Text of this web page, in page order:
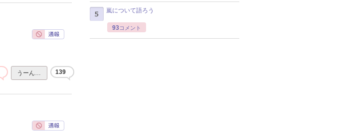
うーん… 139
嵐について語ろう
93コメント